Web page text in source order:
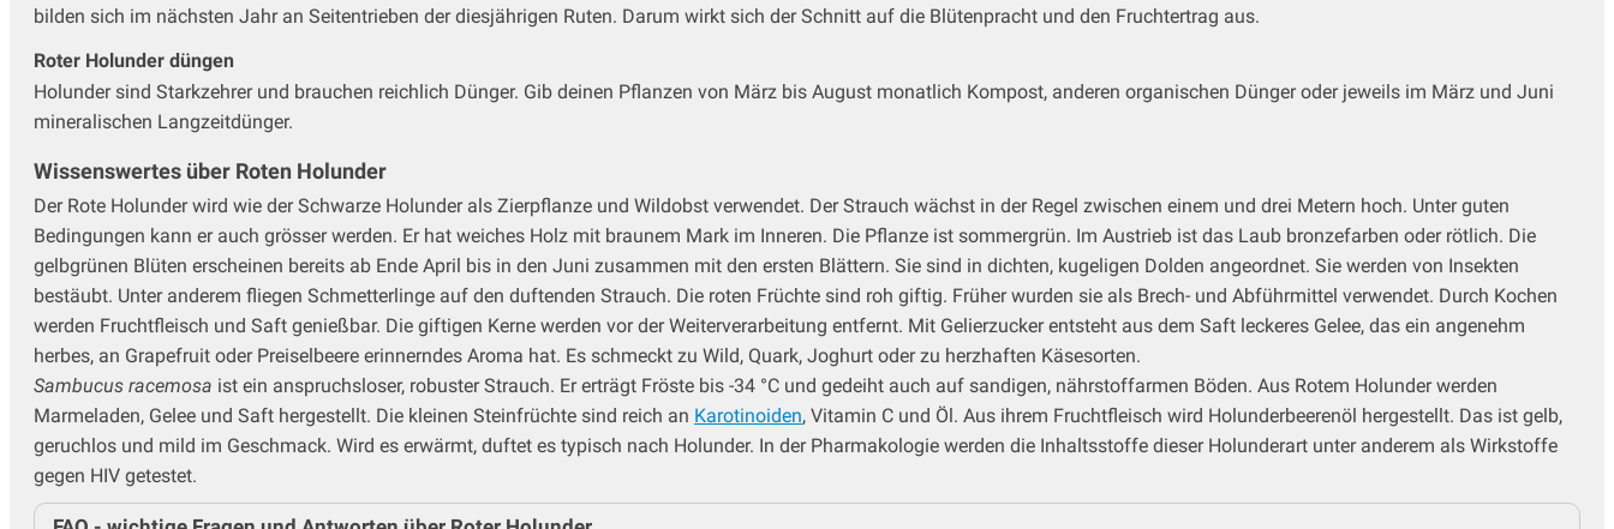
bilden sich im nächsten Jahr an Seitentrieben der diesjährigen Ruten. Darum wirkt sich der Schnitt auf die Blütenpracht und den Fruchtertrag aus.
Roter Holunder düngen
Holunder sind Starkzehrer und brauchen reichlich Dünger. Gib deinen Pflanzen von März bis August monatlich Kompost, anderen organischen Dünger oder jeweils im März und Juni
mineralischen Langzeitdünger.
Wissenswertes über Roten Holunder
Der Rote Holunder wird wie der Schwarze Holunder als Zierpflanze und Wildobst verwendet. Der Strauch wächst in der Regel zwischen einem und drei Metern hoch. Unter guten
Bedingungen kann er auch grösser werden. Er hat weiches Holz mit braunem Mark im Inneren. Die Pflanze ist sommergrün. Im Austrieb ist das Laub bronzefarben oder rötlich. Die
gelbgrünen Blüten erscheinen bereits ab Ende April bis in den Juni zusammen mit den ersten Blättern. Sie sind in dichten, kugeligen Dolden angeordnet. Sie werden von Insekten
bestäubt. Unter anderem fliegen Schmetterlinge auf den duftenden Strauch. Die roten Früchte sind roh giftig. Früher wurden sie als Brech- und Abführmittel verwendet. Durch Kochen
werden Fruchtfleisch und Saft genießbar. Die giftigen Kerne werden vor der Weiterverarbeitung entfernt. Mit Gelierzucker entsteht aus dem Saft leckeres Gelee, das ein angenehm
herbes, an Grapefruit oder Preiselbeere erinnerndes Aroma hat. Es schmeckt zu Wild, Quark, Joghurt oder zu herzhaften Käsesorten.
Sambucus racemosa ist ein anspruchsloser, robuster Strauch. Er erträgt Fröste bis -34 °C und gedeiht auch auf sandigen, nährstoffarmen Böden. Aus Rotem Holunder werden
Marmeladen, Gelee und Saft hergestellt. Die kleinen Steinfrüchte sind reich an Karotinoiden, Vitamin C und Öl. Aus ihrem Fruchtfleisch wird Holunderbeerenöl hergestellt. Das ist gelb,
geruchlos und mild im Geschmack. Wird es erwärmt, duftet es typisch nach Holunder. In der Pharmakologie werden die Inhaltsstoffe dieser Holunderart unter anderem als Wirkstoffe
gegen HIV getestet.